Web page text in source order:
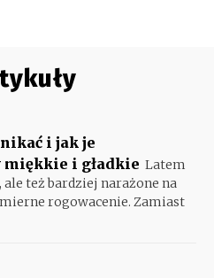
i jak je
miękkie i gładkie Latem
też bardziej narażone na
rogowacenie. Zamiast